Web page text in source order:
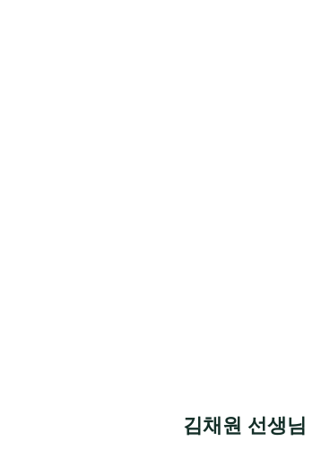
김채원 선생님